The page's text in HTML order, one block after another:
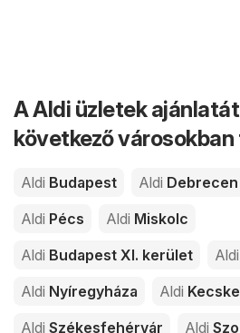
A Aldi üzletek
következő
Aldi Budapest Aldi Debrecen
Aldi Pécs Aldi Miskolc
Aldi Budapest XI. kerület Aldi
Aldi Nyíregyháza Aldi
Aldi Székesfehérvár Aldi